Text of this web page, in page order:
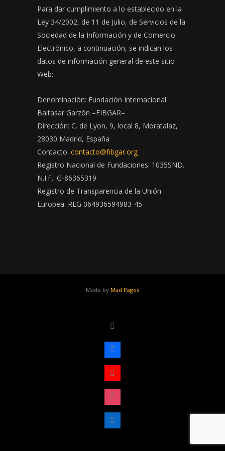
Para dar cumplimiento a lo establecido en la
Ley 34/2002, de 11 de Julio, de Servicios de la
Sociedad de la Información y de Comercio
Electrónico, a continuación, se indican los
datos de información general de este sitio
Web:
Denominación: Fundación Internacional
Baltasar Garzón –FIBGAR–
Dirección: C. de Lyon, 9, local 8, Moratalaz,
28030 Madrid, España
Contacto: contacto@fibgar.org
Registro Nacional de Fundaciones: 1035SND.
N.I.F.: G-86365319
Registro de Transparencia de la Unión
Europea: REG 064936594983-45
Made by Mad Pages
facebook
youtube
instagram
linkedin